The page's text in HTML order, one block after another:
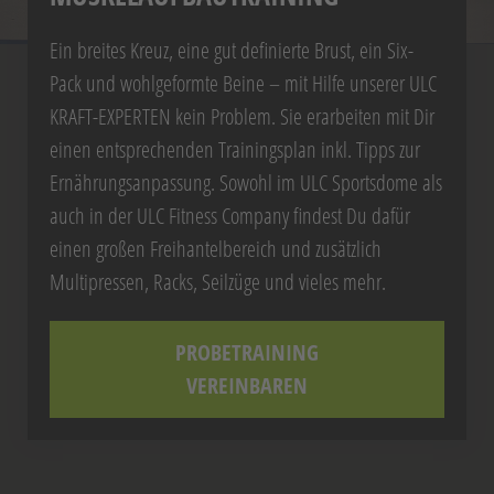
Ein breites Kreuz, eine gut definierte Brust, ein Six-
Pack und wohlgeformte Beine – mit Hilfe unserer ULC
KRAFT-EXPERTEN kein Problem. Sie erarbeiten mit Dir
einen entsprechenden Trainingsplan inkl. Tipps zur
Ernährungsanpassung. Sowohl im ULC Sportsdome als
auch in der ULC Fitness Company findest Du dafür
einen großen Freihantelbereich und zusätzlich
Multipressen, Racks, Seilzüge und vieles mehr.
PROBETRAINING
VEREINBAREN